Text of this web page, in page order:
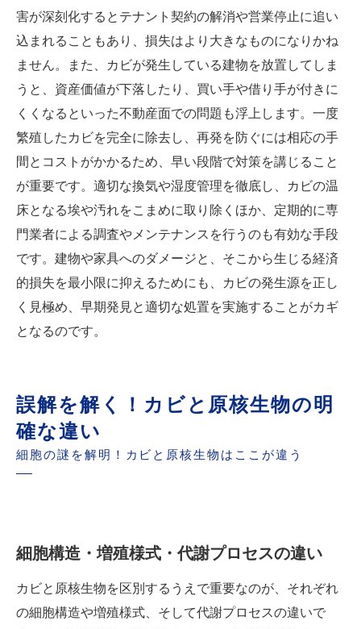
害が深刻化するとテナント契約の解消や営業停止に追い
込まれることもあり、損失はより大きなものになりかね
ません。また、カビが発生している建物を放置してしま
うと、資産価値が下落したり、買い手や借り手が付きに
くくなるといった不動産面での問題も浮上します。一度
繁殖したカビを完全に除去し、再発を防ぐには相応の手
間とコストがかかるため、早い段階で対策を講じること
が重要です。適切な換気や湿度管理を徹底し、カビの温
床となる埃や汚れをこまめに取り除くほか、定期的に専
門業者による調査やメンテナンスを行うのも有効な手段
です。建物や家具へのダメージと、そこから生じる経済
的損失を最小限に抑えるためにも、カビの発生源を正し
く見極め、早期発見と適切な処置を実施することがカギ
となるのです。
誤解を解く！カビと原核生物の明
確な違い
細胞の謎を解明！カビと原核生物はここが違う
細胞構造・増殖様式・代謝プロセスの違い
カビと原核生物を区別するうえで重要なのが、それぞれ
の細胞構造や増殖様式、そして代謝プロセスの違いで